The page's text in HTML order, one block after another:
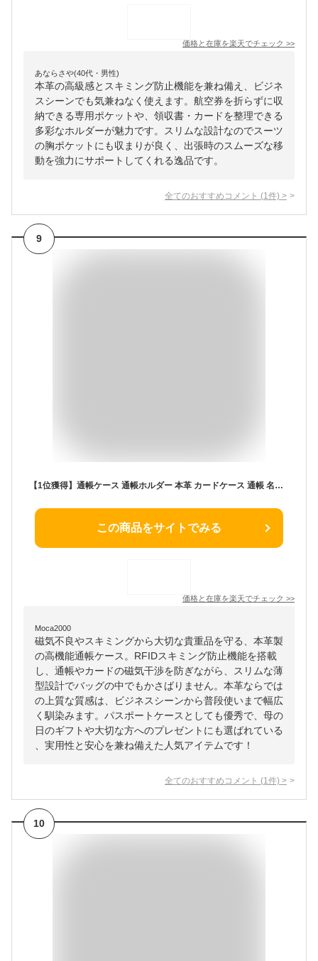
価格と在庫を楽天でチェック >>
あならさや(40代・男性)
本革の高級感とスキミング防止機能を兼ね備え、ビジネ
スシーンでも気兼ねなく使えます。航空券を折らずに収
納できる専用ポケットや、領収書・カードを整理できる
多彩なホルダーが魅力です。スリムな設計なのでスーツ
の胸ポケットにも収まりが良く、出張時のスムーズな移
動を強力にサポートしてくれる逸品です。
全てのおすすめコメント (1 件) >
9
【1位獲得】通帳ケース 通帳ホルダー 本革 カードケース 通帳 名刺 カード 通帳入れ 名刺入れ カード入れ パスポートケース クリアポケット 革 レザー 薄い 薄型 スリム 磁気 磁気防止 磁気スリム RFID スキミング防止 ポーチ レディース メンズ ビジネス 母の日
この商品をサイトでみる
価格と在庫を楽天でチェック >>
Moca2000
磁気不良やスキミングから大切な貴重品を守る、本革製
の高機能通帳ケース。RFIDスキミング防止機能を搭載
し、通帳やカードの磁気干渉を防ぎながら、スリムな薄
型設計でバッグの中でもかさばりません。本革ならでは
の上質な質感は、ビジネスシーンから普段使いまで幅広
く馴染みます。パスポートケースとしても優秀で、母の
日のギフトや大切な方へのプレゼントにも選ばれている
、実用性と安心を兼ね備えた人気アイテムです！
全てのおすすめコメント (1 件) >
10